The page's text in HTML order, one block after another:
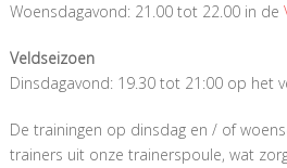
Woensdagavond: 21.00 tot 22.00 in de
Veldseizoen
Dinsdagavond: 19.30 tot 21:00 op het
De trainingen op dinsdag en / of
trainers uit onze trainerspoule, wat